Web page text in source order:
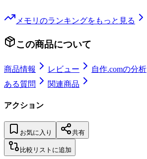
メモリ のランキングをもっと見る
この商品について
商品情報 レビュー 自作.comの分析
ある質問
関連商品
アクション
お気に入り 共有
比較リストに追加